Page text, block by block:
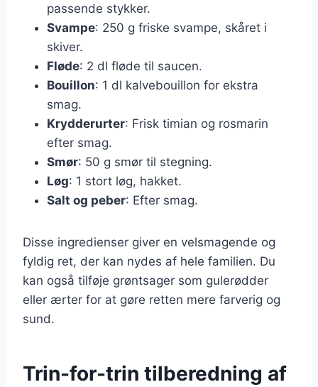
passende stykker.
Svampe: 250 g friske svampe, skåret i
skiver.
Fløde: 2 dl fløde til saucen.
Bouillon: 1 dl kalvebouillon for ekstra
smag.
Krydderurter: Frisk timian og rosmarin
efter smag.
Smør: 50 g smør til stegning.
Løg: 1 stort løg, hakket.
Salt og peber: Efter smag.
Disse ingredienser giver en velsmagende og
fyldig ret, der kan nydes af hele familien. Du
kan også tilføje grøntsager som gulerødder
eller ærter for at gøre retten mere farverig og
sund.
Trin-for-trin tilberedning af